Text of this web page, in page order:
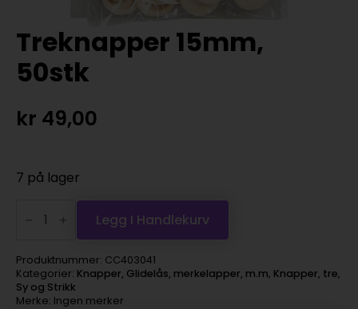
Treknapper 15mm,
50stk
kr 49,00
7 på lager
Treknapper
15mm,
50stk
Legg I Handlekurv
Produktnummer: CC403041
Kategorier: Knapper, Glidelås, merkelapper, m.m, Knapper, tre,
Sy og Strikk
Merke: Ingen merker